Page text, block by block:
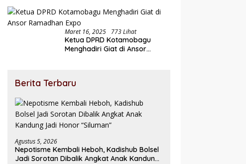
Maret 16, 2025 773 Lihat
Ketua DPRD Kotamobagu
Menghadiri Giat di Ansor
Berita Terbaru
Agustus 5, 2026
Nepotisme Kembali Heboh, Kadishub Bolsel
Jadi Sorotan Dibalik Angkat Anak Kandung